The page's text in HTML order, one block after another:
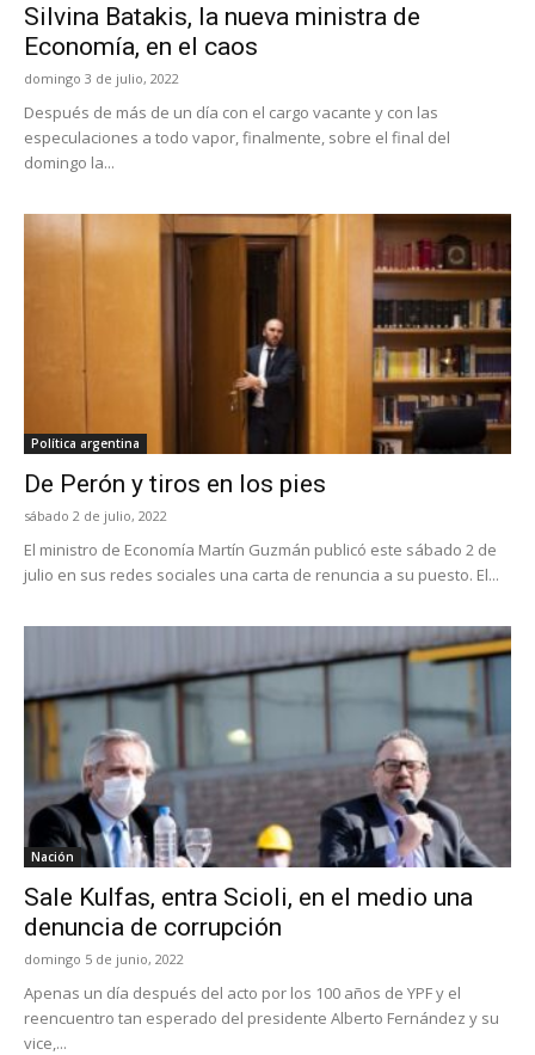
Silvina Batakis, la nueva ministra de
Economía, en el caos
domingo 3 de julio, 2022
Después de más de un día con el cargo vacante y con las
especulaciones a todo vapor, finalmente, sobre el final del
domingo la...
Política argentina
De Perón y tiros en los pies
sábado 2 de julio, 2022
El ministro de Economía Martín Guzmán publicó este sábado 2 de
julio en sus redes sociales una carta de renuncia a su puesto. El...
Nación
Sale Kulfas, entra Scioli, en el medio una
denuncia de corrupción
domingo 5 de junio, 2022
Apenas un día después del acto por los 100 años de YPF y el
reencuentro tan esperado del presidente Alberto Fernández y su
vice,...